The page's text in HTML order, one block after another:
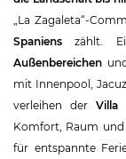
„La Zagaleta“-
Spaniens zählt.
Außenbereichen
mit Innenpool,
verleihen derVilla
Komfort, Raum
für entspannte